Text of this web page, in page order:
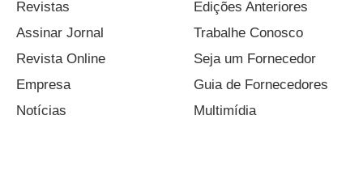
Revistas
Assinar Jornal
Revista Online
Empresa
Notícias
Edições Anteriores
Trabalhe Conosco
Seja um Fornecedor
Guia de Fornecedores
Multimídia